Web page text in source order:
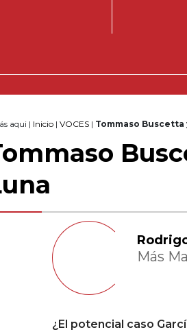
aqui | Inicio | VOCES | Tommaso Buscetta
Más
¿El potencial caso